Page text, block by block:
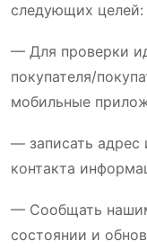
следующих целей:
— Для проверки
покупателя/
мобильные
— записать
контакта
— Сообщать
состоянии и